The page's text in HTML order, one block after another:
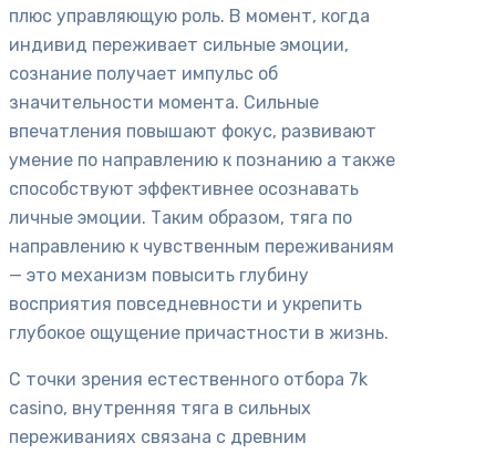
плюс управляющую роль. В момент, когда
индивид переживает сильные эмоции,
сознание получает импульс об
значительности момента. Сильные
впечатления повышают фокус, развивают
умение по направлению к познанию а также
способствуют эффективнее осознавать
личные эмоции. Таким образом, тяга по
направлению к чувственным переживаниям
— это механизм повысить глубину
восприятия повседневности и укрепить
глубокое ощущение причастности в жизнь.
С точки зрения естественного отбора 7k
casino, внутренняя тяга в сильных
переживаниях связана с древним